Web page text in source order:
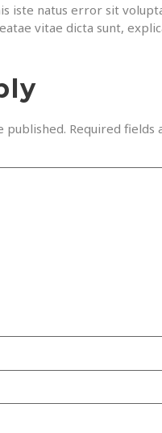
iste natus error sit
vitae dicta sunt,
published. Required fields